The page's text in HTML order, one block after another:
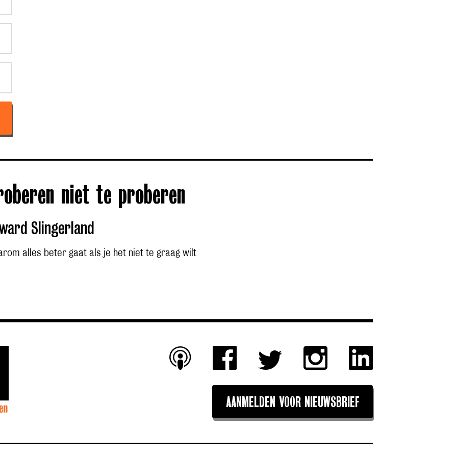
niet te proberen
Slingerland
alles beter gaat als je het niet te graag wilt
AANMELDEN VOOR NIEUWSBRIEF